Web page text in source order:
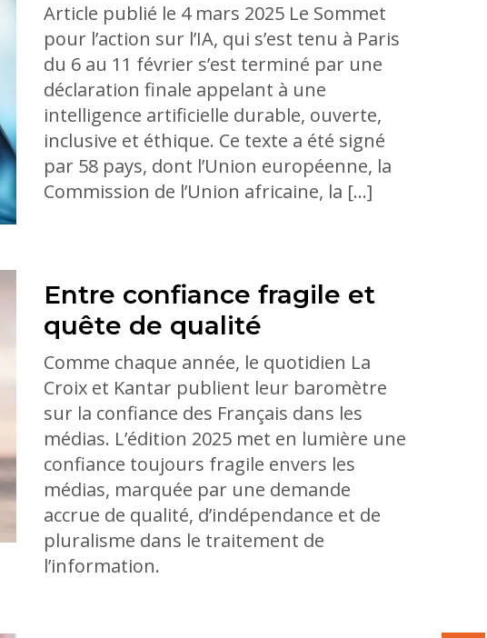
Article publié le 4 mars 2025 Le Sommet
pour l’action sur l’IA, qui s’est tenu à Paris
du 6 au 11 février s’est terminé par une
déclaration finale appelant à une
intelligence artificielle durable, ouverte,
inclusive et éthique. Ce texte a été signé
par 58 pays, dont l’Union européenne, la
Commission de l’Union africaine, la […]
Entre confiance fragile et
quête de qualité
Comme chaque année, le quotidien La
Croix et Kantar publient leur baromètre
sur la confiance des Français dans les
médias. L’édition 2025 met en lumière une
confiance toujours fragile envers les
médias, marquée par une demande
accrue de qualité, d’indépendance et de
pluralisme dans le traitement de
l’information.